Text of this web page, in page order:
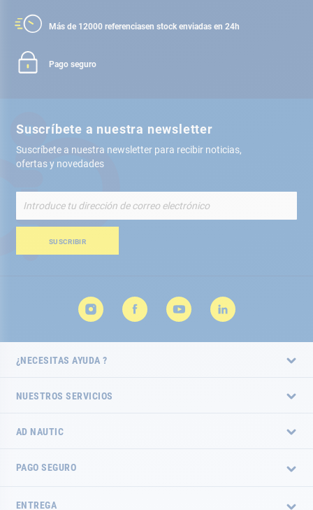
Más de 12000 referenciasen stock enviadas en 24h
Pago seguro
Suscríbete a nuestra newsletter
Suscríbete a nuestra newsletter para recibir noticias,
ofertas y novedades
nuestro
de
SUSCRIBIR
¿NECESITAS AYUDA ?
NUESTROS SERVICIOS
AD NAUTIC
PAGO SEGURO
ENTREGA